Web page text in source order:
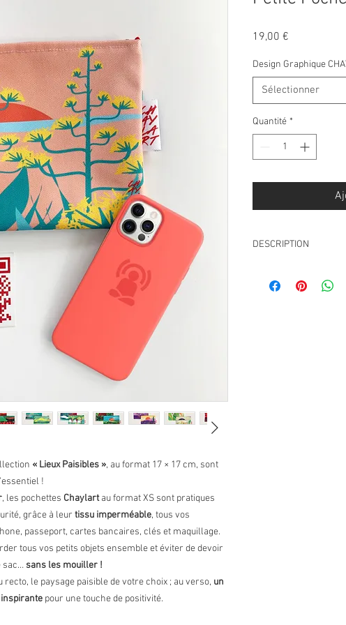
« Lieux Paisibles », au format 17 × 17 cm, sont
!
, les pochettes Chaylartau format XS sont pratiques
grâce à leur tissu imperméable, tous vos
passeport, cartes bancaires, clés et maquillage.
tous vos petits objets ensemble et éviter de devoir
sac…sans les mouiller !
recto, le paysage paisible de votre choix ; au verso, un
pour une touche de positivité.
19,00 €
Design Graphique
Sélectionner
Quantité *
DESCRIPTION
300g/m² 100%